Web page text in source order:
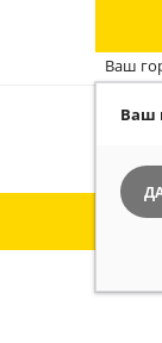
Ваш
Ваш